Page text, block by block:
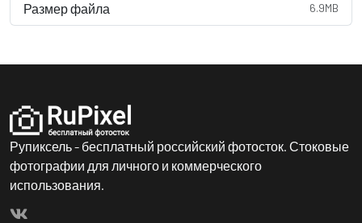
Размер файла 6.9MB
Рупиксель - бесплатный российский фотосток. Стоковые
фотографии для личного и коммерческого
использования.